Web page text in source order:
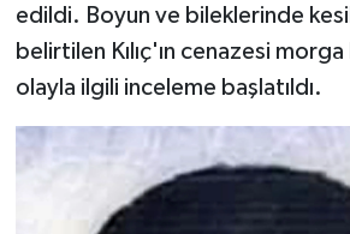
edildi. Boyun ve bileklerinde
belirtilen Kılıç'ın cenazesi
olayla ilgili inceleme başlatıldı.